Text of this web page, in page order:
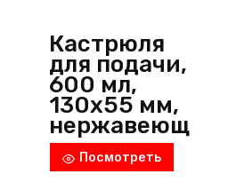
Кастрюля
для подачи,
600 мл,
130х55 мм,
нержавеющ
ая сталь с
медным
Посмотреть